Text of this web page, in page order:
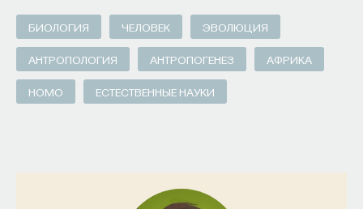
БИОЛОГИЯ ЧЕЛОВЕК ЭВОЛЮЦИЯ
АНТРОПОЛОГИЯ АНТРОПОГЕНЕЗ АФРИКА
HOMO ЕСТЕСТВЕННЫЕ НАУКИ